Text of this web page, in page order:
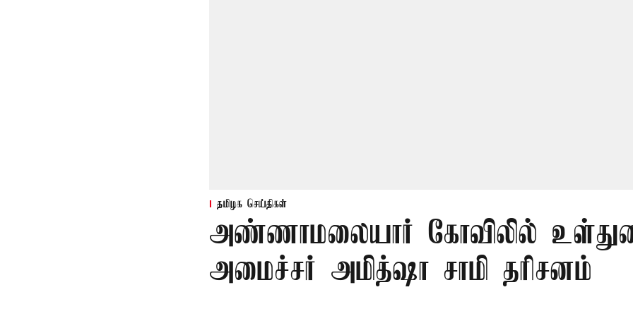
தமிழக செய்திகள்
அண்ணாமலையார் கோவிலில்
அமைச்சர் அமித்ஷா சாமி தரிசனம்